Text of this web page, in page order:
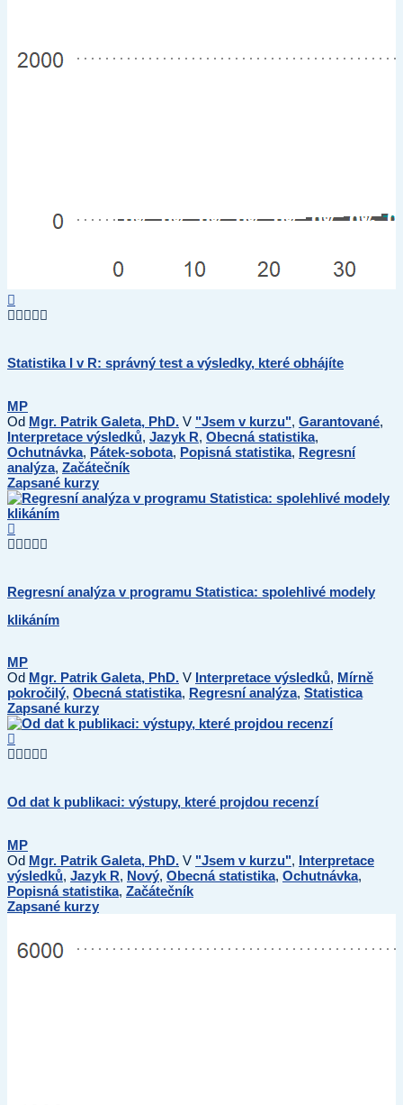
Statistika I v R: správný test a výsledky, které obhájíte
MP
Od Mgr. Patrik Galeta, PhD. V "Jsem v kurzu", Garantované,
Interpretace výsledků, Jazyk R, Obecná statistika,
Ochutnávka, Pátek-sobota, Popisná statistika, Regresní
analýza, Začátečník
Zapsané kurzy
Regresní analýza v programu Statistica: spolehlivé modely
klikáním
MP
Od Mgr. Patrik Galeta, PhD. V Interpretace výsledků, Mírně
pokročilý, Obecná statistika, Regresní analýza, Statistica
Zapsané kurzy
Od dat k publikaci: výstupy, které projdou recenzí
MP
Od Mgr. Patrik Galeta, PhD. V "Jsem v kurzu", Interpretace
výsledků, Jazyk R, Nový, Obecná statistika, Ochutnávka,
Popisná statistika, Začátečník
Zapsané kurzy